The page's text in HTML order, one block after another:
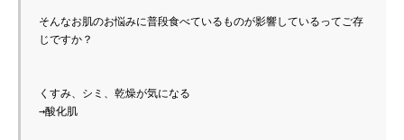
そんなお肌のお悩みに普段食べているものが影響しているってご存
じですか？
くすみ、シミ、乾燥が気になる
→酸化肌